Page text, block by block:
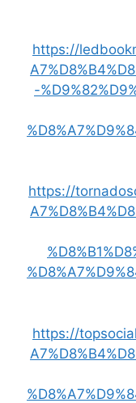
https://
-
https://
https://